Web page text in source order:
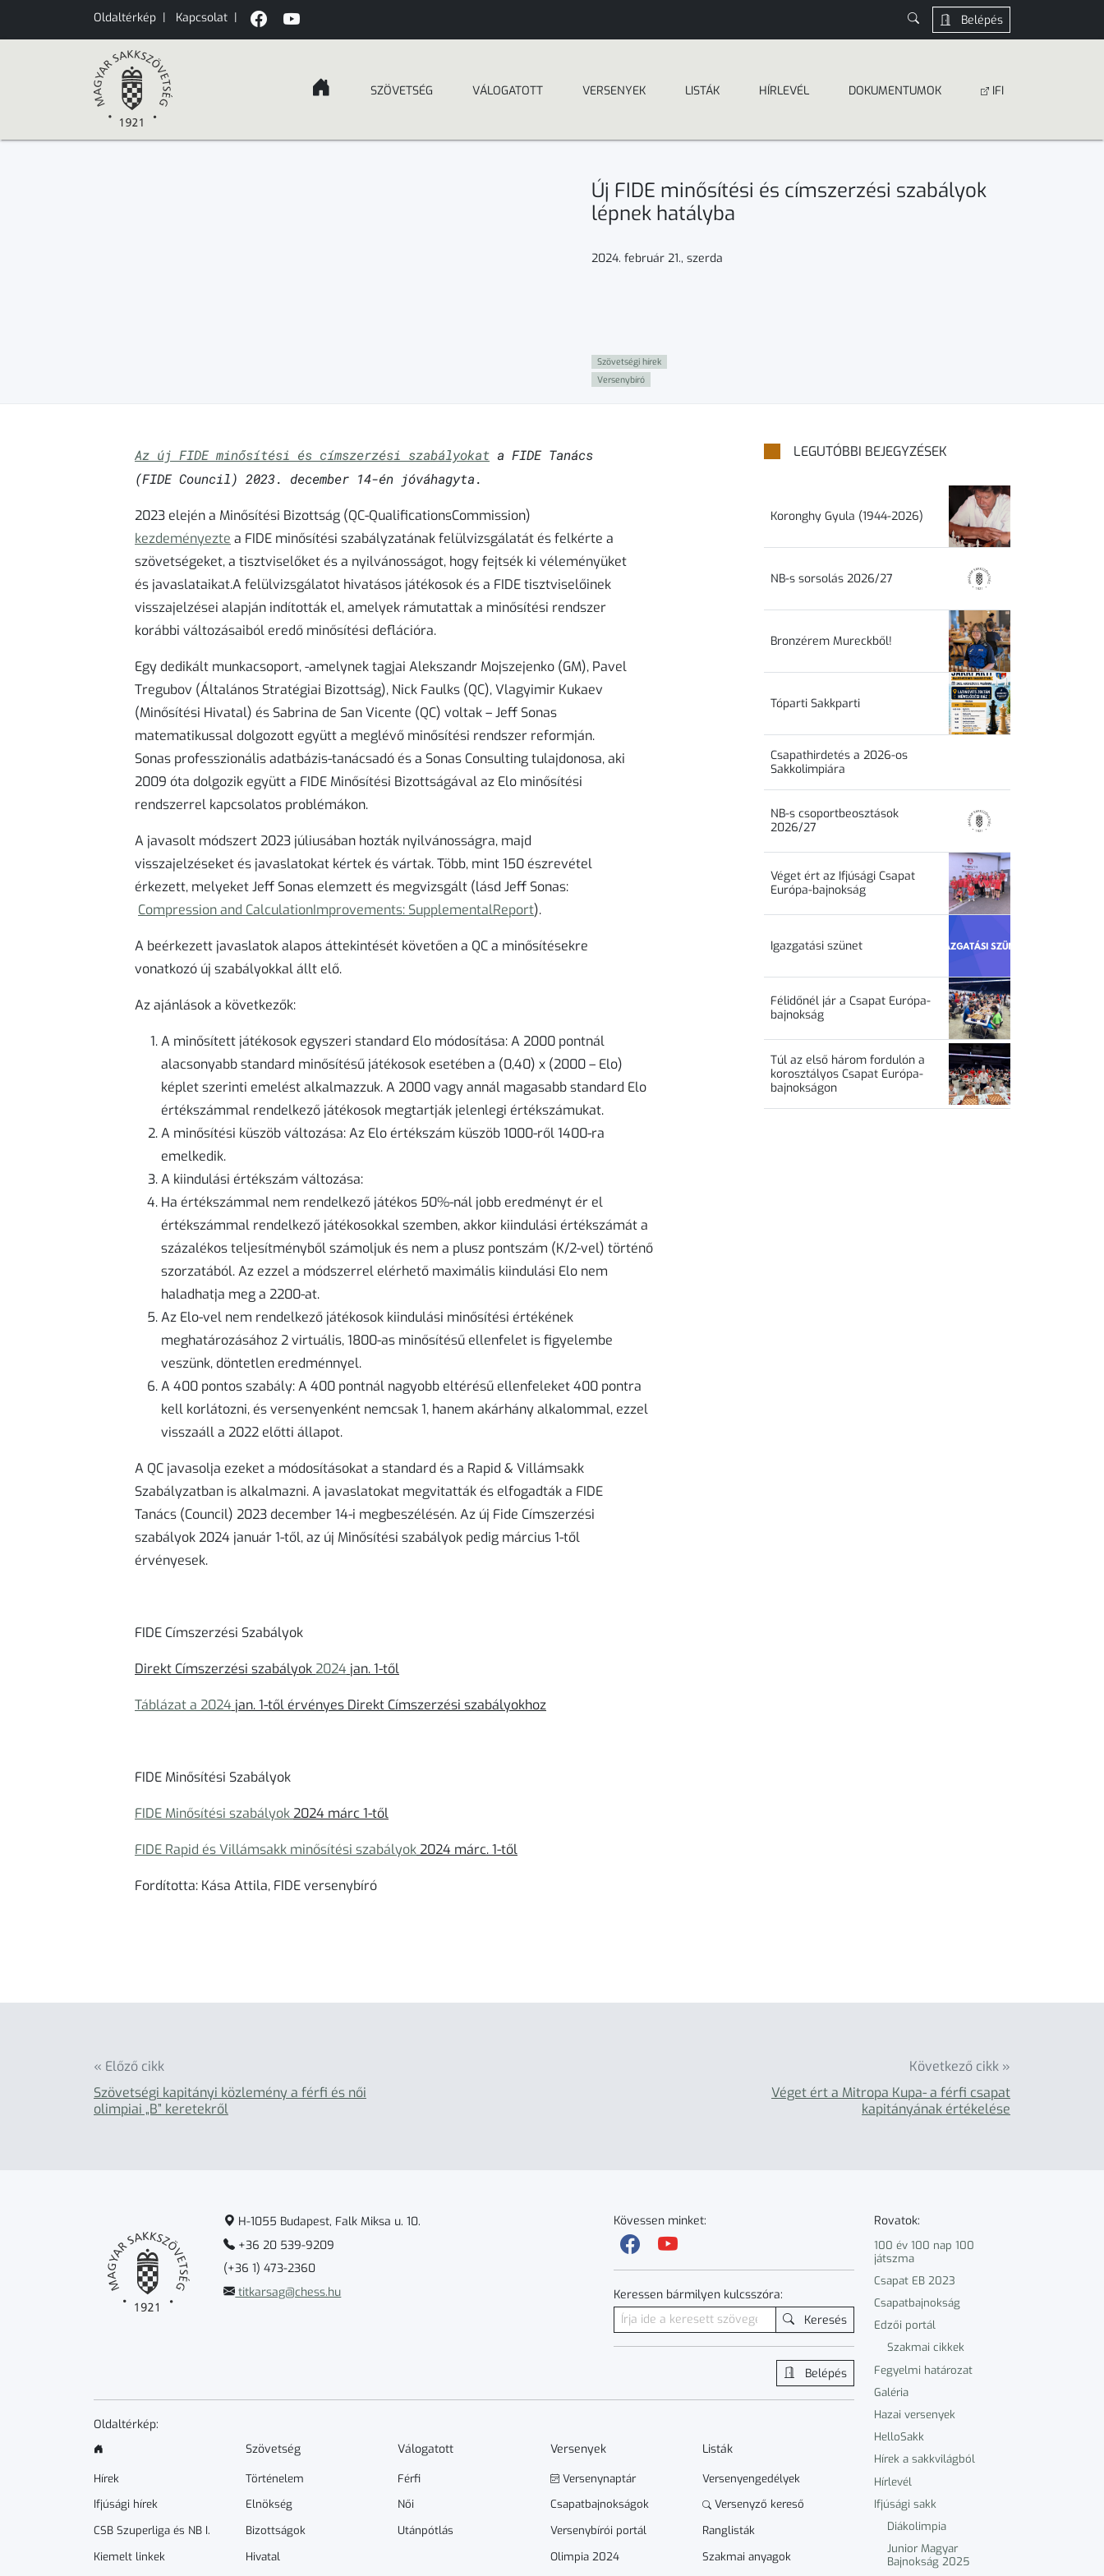
Oldaltérkép | Kapcsolat | Belépés
SZÖVETSÉG VÁLOGATOTT VERSENYEK LISTÁK HÍRLEVÉL DOKUMEN­­TUMOK IFI
Új FIDE minősítési és címszerzési szabályok
lépnek hatályba
2024. február 21., szerda
Szövetségi hírek
Versenybíró
Az új FIDE minősítési és címszerzési szabályokat a FIDE Tanács
(FIDE Council) 2023. december 14-én jóváhagyta.
2023 elején a Minősítési Bizottság (QC-QualificationsCommission)
kezdeményezte a FIDE minősítési szabályzatának felülvizsgálatát és felkérte a
szövetségeket, a tisztviselőket és a nyilvánosságot, hogy fejtsék ki véleményüket
és javaslataikat.A felülvizsgálatot hivatásos játékosok és a FIDE tisztviselőinek
visszajelzései alapján indították el, amelyek rámutattak a minősítési rendszer
korábbi változásaiból eredő minősítési deflációra.
Egy dedikált munkacsoport, -amelynek tagjai Alekszandr Mojszejenko (GM), Pavel
Tregubov (Általános Stratégiai Bizottság), Nick Faulks (QC), Vlagyimir Kukaev
(Minősítési Hivatal) és Sabrina de San Vicente (QC) voltak – Jeff Sonas
matematikussal dolgozott együtt a meglévő minősítési rendszer reformján.
Sonas professzionális adatbázis-tanácsadó és a Sonas Consulting tulajdonosa, aki
2009 óta dolgozik együtt a FIDE Minősítési Bizottságával az Elo minősítési
rendszerrel kapcsolatos problémákon.
A javasolt módszert 2023 júliusában hozták nyilvánosságra, majd
visszajelzéseket és javaslatokat kértek és vártak. Több, mint 150 észrevétel
érkezett, melyeket Jeff Sonas elemzett és megvizsgált (lásd Jeff Sonas:
Compression and CalculationImprovements: SupplementalReport).
A beérkezett javaslatok alapos áttekintését követően a QC a minősítésekre
vonatkozó új szabályokkal állt elő.
Az ajánlások a következők:
A minősített játékosok egyszeri standard Elo módosítása: A 2000 pontnál
alacsonyabb standard minősítésű játékosok esetében a (0,40) x (2000 – Elo)
képlet szerinti emelést alkalmazzuk. A 2000 vagy annál magasabb standard Elo
értékszámmal rendelkező játékosok megtartják jelenlegi értékszámukat.
A minősítési küszöb változása: Az Elo értékszám küszöb 1000-ről 1400-ra
emelkedik.
A kiindulási értékszám változása:
Ha értékszámmal nem rendelkező játékos 50%-nál jobb eredményt ér el
értékszámmal rendelkező játékosokkal szemben, akkor kiindulási értékszámát a
százalékos teljesítményből számoljuk és nem a plusz pontszám (K/2-vel) történő
szorzatából. Az ezzel a módszerrel elérhető maximális kiindulási Elo nem
haladhatja meg a 2200-at.
Az Elo-vel nem rendelkező játékosok kiindulási minősítési értékének
meghatározásához 2 virtuális, 1800-as minősítésű ellenfelet is figyelembe
veszünk, döntetlen eredménnyel.
A 400 pontos szabály: A 400 pontnál nagyobb eltérésű ellenfeleket 400 pontra
kell korlátozni, és versenyenként nemcsak 1, hanem akárhány alkalommal, ezzel
visszaáll a 2022 előtti állapot.
A QC javasolja ezeket a módosításokat a standard és a Rapid & Villámsakk
Szabályzatban is alkalmazni. A javaslatokat megvitatták és elfogadták a FIDE
Tanács (Council) 2023 december 14-i megbeszélésén. Az új Fide Címszerzési
szabályok 2024 január 1-től, az új Minősítési szabályok pedig március 1-től
érvényesek.
FIDE Címszerzési Szabályok
Direkt Címszerzési szabályok2024 jan. 1-től
Táblázat a 2024 jan. 1-től érvényes Direkt Címszerzési szabályokhoz
FIDE Minősítési Szabályok
FIDE Minősítési szabályok2024 márc 1-től
FIDE Rapid és Villámsakk minősítési szabályok2024 márc. 1-től
Fordította: Kása Attila, FIDE versenybíró
LEGUTÓBBI BEJEGYZÉSEK
Koronghy Gyula (1944-2026)
NB-s sorsolás 2026/27
Bronzérem Mureckből!
Tóparti Sakkparti
Csapathirdetés a 2026-os
Sakkolimpiára
NB-s csoportbeosztások
2026/27
Véget ért az Ifjúsági Csapat
Európa-bajnokság
Igazgatási szünet
Félidőnél jár a Csapat Európa-
bajnokság
Túl az első három fordulón a
korosztályos Csapat Európa-
bajnokságon
« Előző cikk
Szövetségi kapitányi közlemény a férfi és női
olimpiai „B” keretekről
Következő cikk »
Véget ért a Mitropa Kupa- a férfi csapat
kapitányának értékelése
H-1055 Budapest, Falk Miksa u. 10.
+36 20 539-9209
(+36 1) 473-2360
titkarsag@chess.hu
Kövessen minket:
Keressen bármilyen kulcsszóra:
Keresés
Belépés
Oldaltérkép:
Hírek
Ifjúsági hírek
CSB Szuperliga és NB I.
Kiemelt linkek
Szövetség
Történelem
Elnökség
Bizottságok
Hivatal
Válogatott
Férfi
Női
Utánpótlás
Versenyek
Versenynaptár
Csapatbajnokságok
Versenybírói portál
Olimpia 2024
Listák
Versenyengedélyek
Versenyző kereső
Ranglisták
Szakmai anyagok
Rovatok:
100 év 100 nap 100
játszma
Csapat EB 2023
Csapatbajnokság
Edzői portál
Szakmai cikkek
Fegyelmi határozat
Galéria
Hazai versenyek
HelloSakk
Hírek a sakkvilágból
Hírlevél
Ifjúsági sakk
Diákolimpia
Junior Magyar
Bajnokság 2025